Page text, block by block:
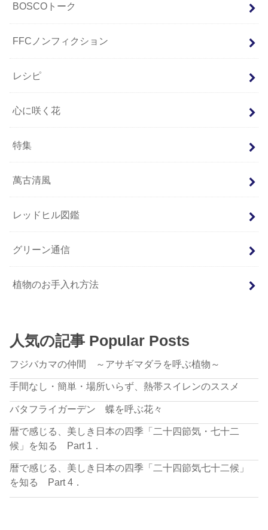
BOSCOトーク
FFCノンフィクション
レシピ
心に咲く花
特集
萬古清風
レッドヒル図鑑
グリーン通信
植物のお手入れ方法
人気の記事 Popular Posts
フジバカマの仲間 ～アサギマダラを呼ぶ植物～
手間なし・簡単・場所いらず、熱帯スイレンのススメ
バタフライガーデン 蝶を呼ぶ花々
暦で感じる、美しき日本の四季「二十四節気・七十二
候」を知る Part 1．
暦で感じる、美しき日本の四季「二十四節気七十二候」
を知る Part 4．